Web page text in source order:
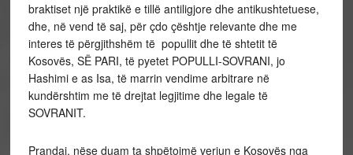
braktiset një praktikë e tillë antiligjore dhe antikushtetuese,
dhe, në vend të saj, për çdo çështje relevante dhe me
interes të përgjithshëm të popullit dhe të shtetit të
Kosovës, SË PARI, të pyetet POPULLI-SOVRANI, jo
Hashimi e as Isa, të marrin vendime arbitrare në
kundërshtim me të drejtat legjitime dhe legale të
SOVRANIT.
Prandaj, nëse duam ta shpëtojmë veriun e Kosovës nga